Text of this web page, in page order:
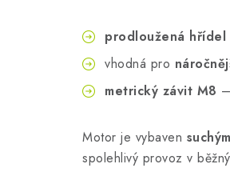
prodloužená
vhodná pro
metrický závit M8
Motor je vybaven
spolehlivý provoz v